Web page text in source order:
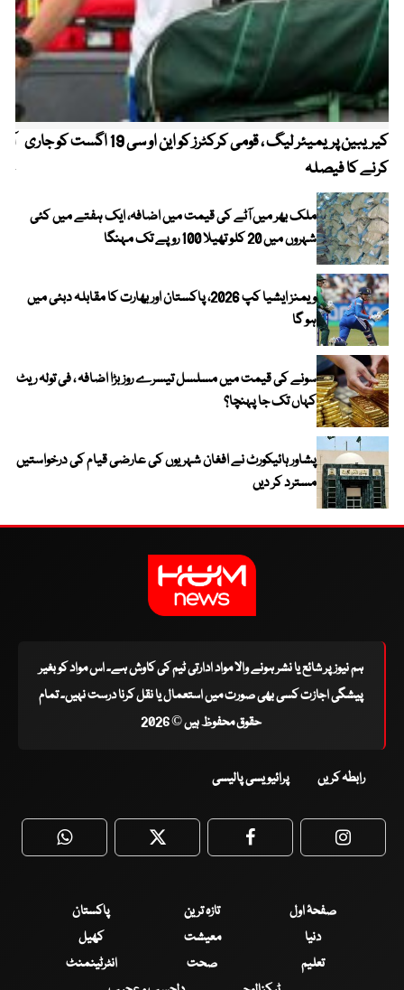
کیریبین پریمیئر لیگ ، قومی کرکٹرز کو این او سی 19 اگست کو جاری
کرنے کا فیصلہ
ملک بھر میں آٹے کی قیمت میں اضافہ، ایک ہفتے میں کئی
شہروں میں 20 کلو تھیلا 100 روپے تک مہنگا
ویمنز ایشیا کپ 2026، پاکستان اور بھارت کا مقابلہ دبئی میں
ہو گا
سونے کی قیمت میں مسلسل تیسرے روز بڑا اضافہ ، فی تولہ ریٹ
کہاں تک جا پہنچا؟
پشاور ہائیکورٹ نے افغان شہریوں کی عارضی قیام کی درخواستیں
مسترد کر دیں
ہم نیوز پر شائع یا نشر ہونے والا مواد ادارتی ٹیم کی کاوش ہے۔ اس مواد کو بغیر
پیشگی اجازت کسی بھی صورت میں استعمال یا نقل کرنا درست نہیں۔ تمام
حقوق محفوظ ہیں © 2026
رابطہ کریں پرائیویسی پالیسی
WhatsApp Twitter Facebook
صفحۂ اول تازہ ترین
پاکستان
دنیا
معیشت
کھیل
تعلیم
صحت
انٹرٹینمنٹ